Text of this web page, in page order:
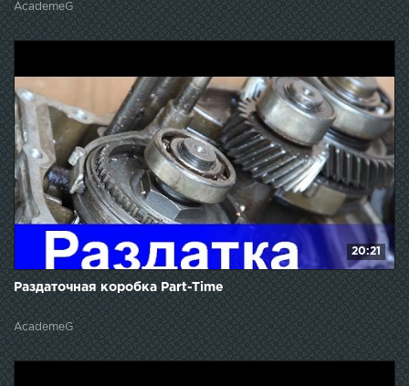
AcademeG
20:21
Раздаточная коробка Part-Time
AcademeG